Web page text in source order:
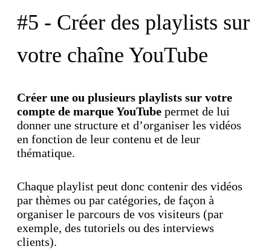
#5 - Créer des playlists sur
votre chaîne YouTube
Créer une ou plusieurs playlists sur votre
compte de marque YouTube permet de lui
donner une structure et d’organiser les vidéos
en fonction de leur contenu et de leur
thématique.
Chaque playlist peut donc contenir des vidéos
par thèmes ou par catégories, de façon à
organiser le parcours de vos visiteurs (par
exemple, des tutoriels ou des interviews
clients).